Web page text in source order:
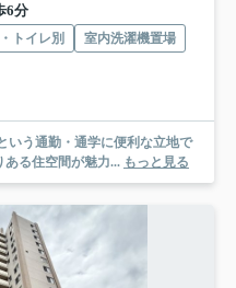
6分
トイレ別
室内洗濯機置場
いう通勤・通学に便利な立地で
ある住空間が魅力... もっと見る